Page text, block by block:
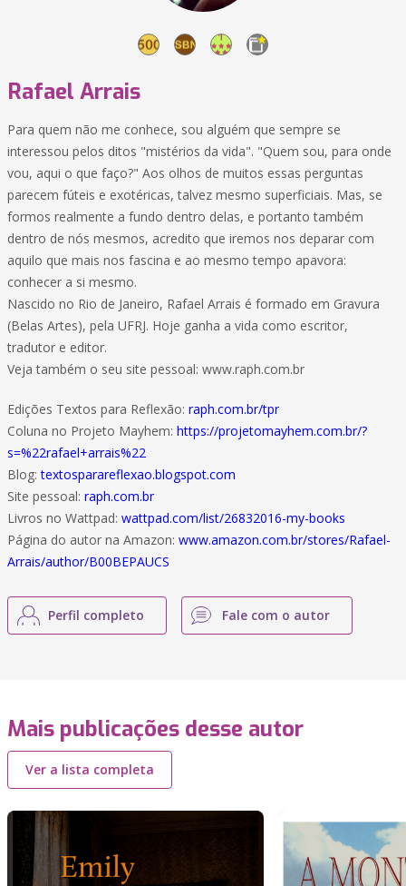
Rafael Arrais
Para quem não me conhece, sou alguém que sempre se
interessou pelos ditos "mistérios da vida". "Quem sou, para onde
vou, aqui o que faço?" Aos olhos de muitos essas perguntas
parecem fúteis e exotéricas, talvez mesmo superficiais. Mas, se
formos realmente a fundo dentro delas, e portanto também
dentro de nós mesmos, acredito que iremos nos deparar com
aquilo que mais nos fascina e ao mesmo tempo apavora:
conhecer a si mesmo.
Nascido no Rio de Janeiro, Rafael Arrais é formado em Gravura
(Belas Artes), pela UFRJ. Hoje ganha a vida como escritor,
tradutor e editor.
Veja também o seu site pessoal: www.raph.com.br
Edições Textos para Reflexão: raph.com.br/tpr
Coluna no Projeto Mayhem: https://projetomayhem.com.br/?
s=%22rafael+arrais%22
Blog:textosparareflexao.blogspot.com
Site pessoal: raph.com.br
Livros no Wattpad: wattpad.com/list/26832016-my-books
Página do autor na Amazon: www.amazon.com.br/stores/Rafael-
Arrais/author/B00BEPAUCS
Perfil completo Fale com o autor
Mais publicações desse autor
Ver a lista completa